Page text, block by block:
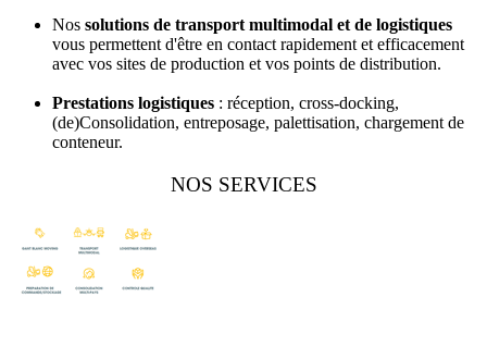
Nos solutions de transport multimodal et de logistiques
vous permettent d'être en contact rapidement et efficacement
avec vos sites de production et vos points de distribution.
Prestations logistiques : réception, cross-docking,
(de)Consolidation, entreposage, palettisation, chargement de
conteneur.
NOS SERVICES